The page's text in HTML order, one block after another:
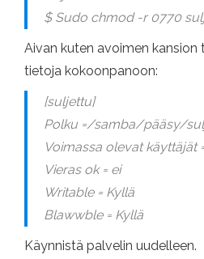
$ Sudo chmod -r 0770
Aivan kuten avoimen kansion
tietoja kokoonpanoon:
[suljettu]
Polku =/samba/pääsy/
Voimassa olevat käyttäjät
Vieras ok = ei
Writable = Kyllä
Blawwble = Kyllä
Käynnistä palvelin uudelleen.